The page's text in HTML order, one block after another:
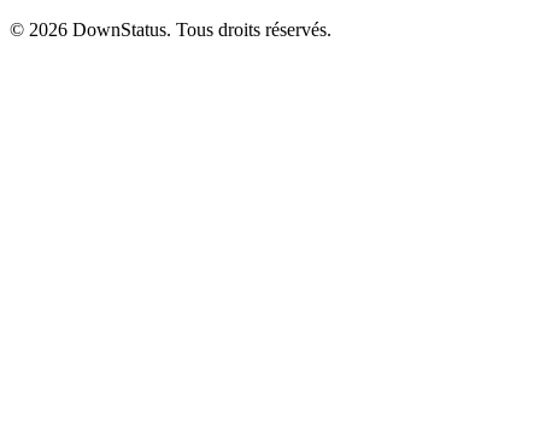
© 2026 DownStatus. Tous droits réservés.